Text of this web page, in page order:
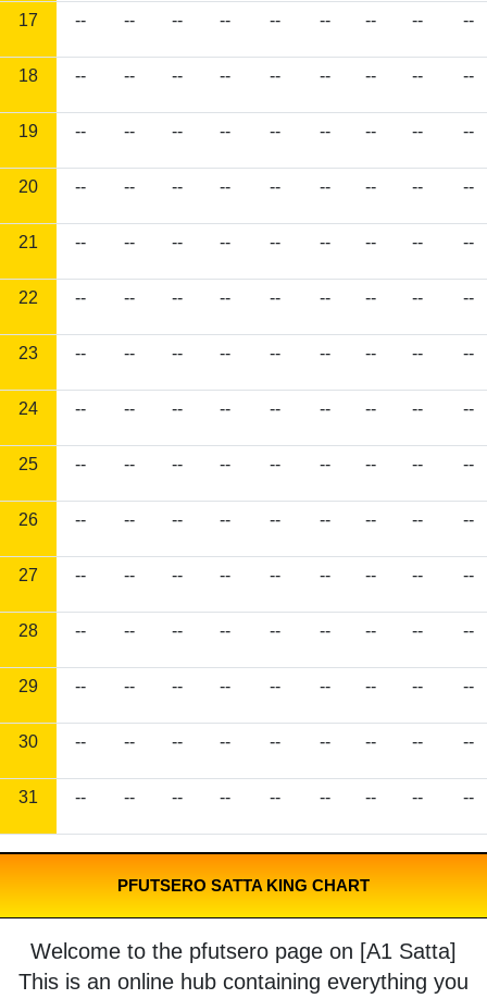
17 -- -- -- -- -- -- -- -- --
18 -- -- -- -- -- -- -- -- --
19 -- -- -- -- -- -- -- -- --
20 -- -- -- -- -- -- -- -- --
21 -- -- -- -- -- -- -- -- --
22 -- -- -- -- -- -- -- -- --
23 -- -- -- -- -- -- -- -- --
24 -- -- -- -- -- -- -- -- --
25 -- -- -- -- -- -- -- -- --
26 -- -- -- -- -- -- -- -- --
27 -- -- -- -- -- -- -- -- --
28 -- -- -- -- -- -- -- -- --
29 -- -- -- -- -- -- -- -- --
30 -- -- -- -- -- -- -- -- --
31 -- -- -- -- -- -- -- -- --
PFUTSERO SATTA KING CHART
Welcome to the pfutsero page on [A1 Satta]
This is an online hub containing everything you